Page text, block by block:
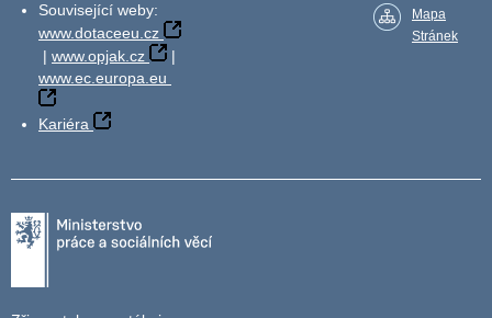
Související weby:
www.dotaceeu.cz
| www.opjak.cz
|
www.ec.europa.eu
Kariéra
Mapa
Stránek